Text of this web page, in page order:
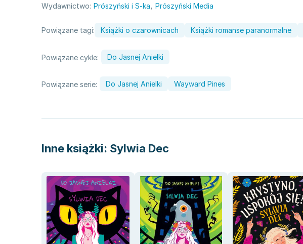
Wydawnictwo: Prószyński i S-ka, Prószyński Media
Powiązane tagi: Książki o czarownicach Książki romanse paranormalne
Powiązane cykle: Do Jasnej Anielki
Powiązane serie: Do Jasnej Anielki Wayward Pines
Inne książki: Sylwia Dec